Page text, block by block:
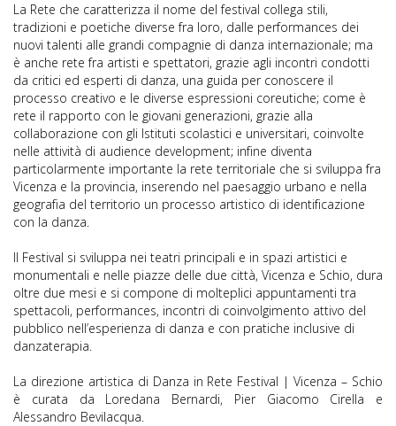
La Rete che caratterizza il nome del festival collega stili,
tradizioni e poetiche diverse fra loro, dalle performances dei
nuovi talenti alle grandi compagnie di danza internazionale; ma
è anche rete fra artisti e spettatori, grazie agli incontri condotti
da critici ed esperti di danza, una guida per conoscere il
processo creativo e le diverse espressioni coreutiche; come è
rete il rapporto con le giovani generazioni, grazie alla
collaborazione con gli Istituti scolastici e universitari, coinvolte
nelle attività di audience development; infine diventa
particolarmente importante la rete territoriale che si sviluppa fra
Vicenza e la provincia, inserendo nel paesaggio urbano e nella
geografia del territorio un processo artistico di identificazione
con la danza.
Il Festival si sviluppa nei teatri principali e in spazi artistici e
monumentali e nelle piazze delle due città, Vicenza e Schio, dura
oltre due mesi e si compone di molteplici appuntamenti tra
spettacoli, performances, incontri di coinvolgimento attivo del
pubblico nell’esperienza di danza e con pratiche inclusive di
danzaterapia.
La direzione artistica di Danza in Rete Festival | Vicenza – Schio
è curata da Loredana Bernardi, Pier Giacomo Cirella e
Alessandro Bevilacqua.